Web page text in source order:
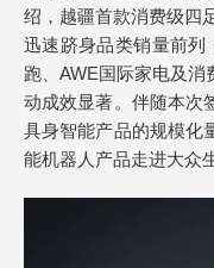
绍，越疆首款消费级四
迅速跻身品类销量前列
跑、AWE国际家电及
动成效显著。伴随本次
具身智能产品的规模化
能机器人产品走进大众